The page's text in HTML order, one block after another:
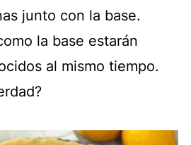
junto con la base.
la base estarán
al mismo tiempo.